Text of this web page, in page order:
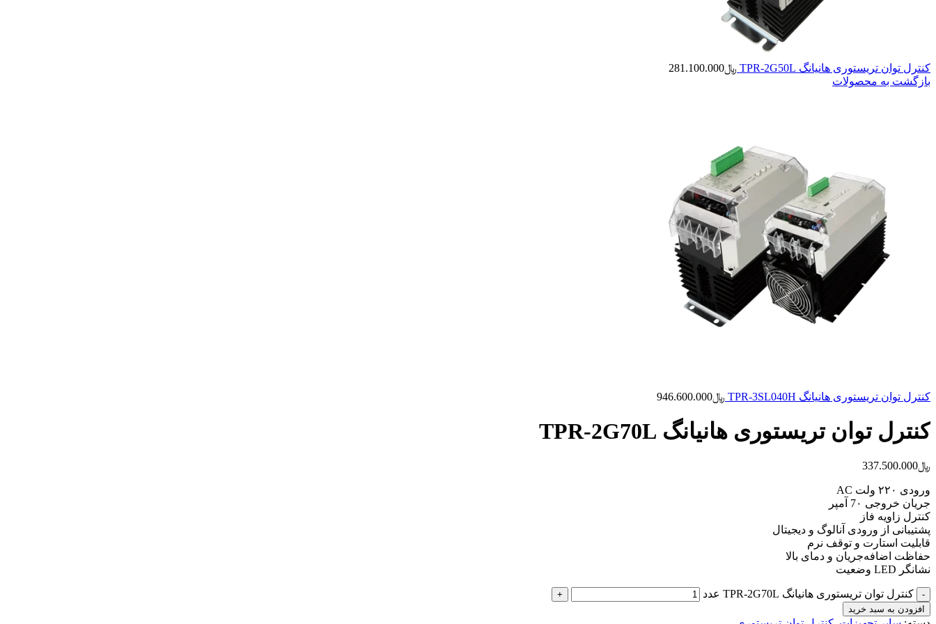
کنترل توان تریستوری هانیانگ TPR-2G50L ﷼281.100.000
بازگشت به محصولات
کنترل توان تریستوری هانیانگ TPR-3SL040H ﷼946.600.000
کنترل توان تریستوری هانیانگ TPR-2G70L
﷼337.500.000
ورودی ۲۲۰ ولت AC
جریان خروجی 7۰ آمپر
کنترل زاویه فاز
پشتیبانی از ورودی آنالوگ و دیجیتال
قابلیت استارت و توقف نرم
حفاظت اضافه‌جریان و دمای بالا
نشانگر LED وضعیت
کنترل توان تریستوری هانیانگ TPR-2G70L عدد
افزودن به سبد خرید